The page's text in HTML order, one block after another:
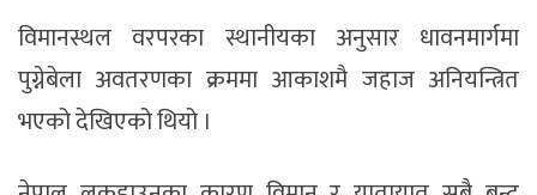
विमानस्थल वरपरका स्थानीयका अनुसार धावनमार्गमा
पुग्नेबेला अवतरणका क्रममा आकाशमै जहाज अनियन्त्रित
भएको देखिएको थियो ।